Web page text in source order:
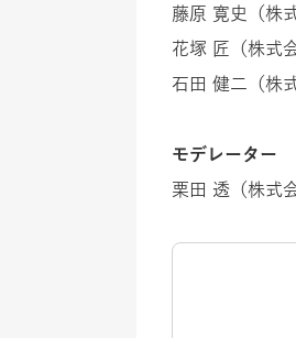
藤原 寛史（株
花塚 匠（株式
石田 健二（株
モデレーター
栗田 透（株式